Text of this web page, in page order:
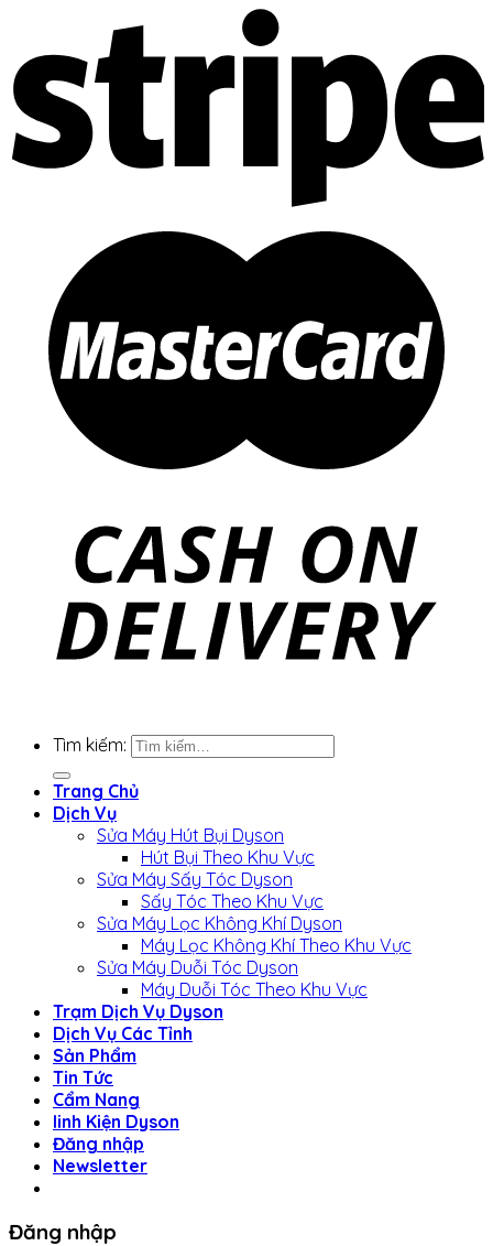
Tìm kiếm:
Trang Chủ
Dịch Vụ
Sửa Máy Hút Bụi Dyson
Hút Bụi Theo Khu Vực
Sửa Máy Sấy Tóc Dyson
Sấy Tóc Theo Khu Vực
Sửa Máy Lọc Không Khí Dyson
Máy Lọc Không Khí Theo Khu Vực
Sửa Máy Duỗi Tóc Dyson
Máy Duỗi Tóc Theo Khu Vực
Trạm Dịch Vụ Dyson
Dịch Vụ Các Tỉnh
Sản Phẩm
Tin Tức
Cẩm Nang
linh Kiện Dyson
Đăng nhập
Newsletter
Đăng nhập